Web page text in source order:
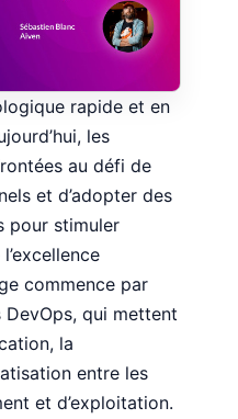
rapide et en
les
au défi de
et d’adopter des
pour stimuler
commence par
DevOps, qui mettent
la
entre les
et d’exploitation.